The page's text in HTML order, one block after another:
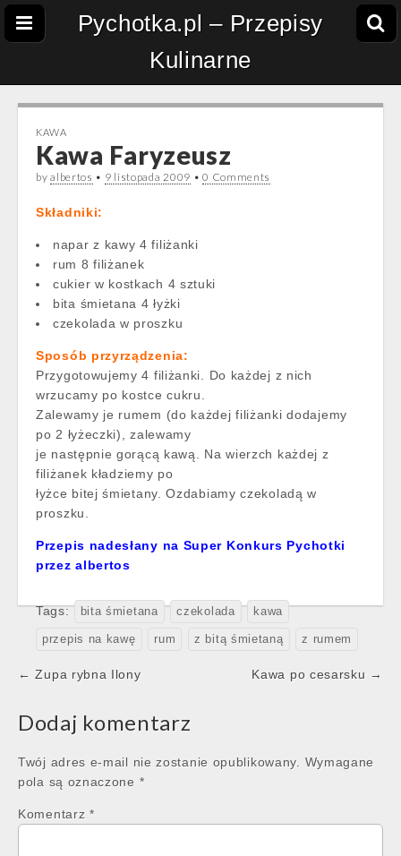
Pychotka.pl – Przepisy
Kulinarne
KAWA
Kawa Faryzeusz
byalbertos • 9 listopada 2009 •0 Comments
Składniki:
napar z kawy 4 filiżanki
rum 8 filiżanek
cukier w kostkach 4 sztuki
bita śmietana 4 łyżki
czekolada w proszku
Sposób przyrządzenia:
Przygotowujemy 4 filiżanki. Do każdej z nich
wrzucamy po kostce cukru.
Zalewamy je rumem (do każdej filiżanki dodajemy
po 2 łyżeczki), zalewamy
je następnie gorącą kawą. Na wierzch każdej z
filiżanek kładziemy po
łyżce bitej śmietany. Ozdabiamy czekoladą w
proszku.
Przepis nadesłany na Super Konkurs Pychotki
przez albertos
Tags: bita śmietana czekolada kawa
przepis na kawę rum z bitą śmietaną z rumem
Post
← Zupa rybna Ilony Kawa po cesarsku →
Dodaj komentarz
Twój adres e-mail nie zostanie opublikowany.
Wymagane
pola są oznaczone *
Komentarz *